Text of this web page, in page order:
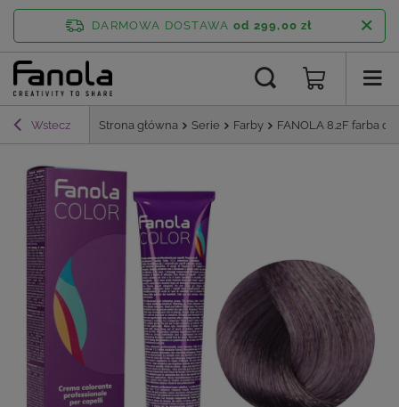
DARMOWA DOSTAWA od 299,00 zł
Wstecz Strona główna Serie Farby FANOLA 8.2F farba